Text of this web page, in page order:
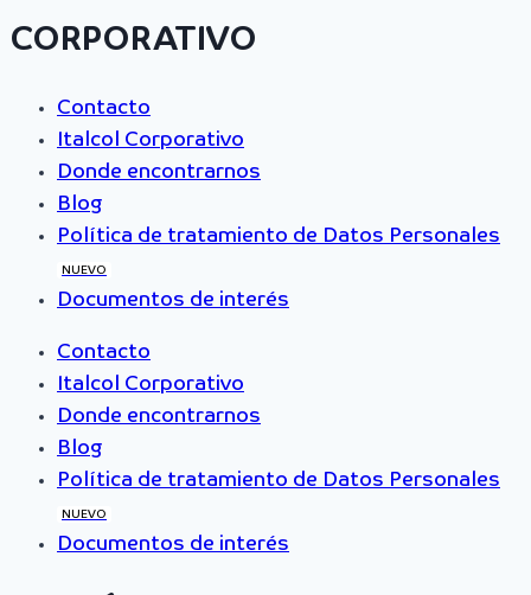
CORPORATIVO
Contacto
Italcol Corporativo
Donde encontrarnos
Blog
Política de tratamiento de Datos Personales
NUEVO
Documentos de interés
Contacto
Italcol Corporativo
Donde encontrarnos
Blog
Política de tratamiento de Datos Personales
NUEVO
Documentos de interés